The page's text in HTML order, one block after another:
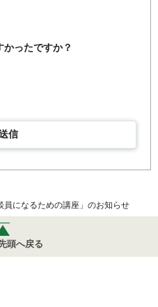
ったですか？
信
員になるための講座」のお知らせ
頭へ戻る